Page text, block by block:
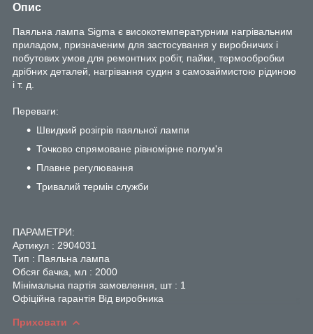
Опис
Паяльна лампа Sigma є високотемпературним нагрівальним
приладом, призначеним для застосування у виробничих і
побутових умов для ремонтних робіт, пайки, термообробки
дрібних деталей, нагрівання судин з самозаймистою рідиною
і т. д.
Переваги:
Швидкий розігрів паяльної лампи
Точково спрямоване рівномірне полум'я
Плавне регулювання
Тривалий термін служби
ПАРАМЕТРИ:
Артикул : 2904031
Тип : Паяльна лампа
Обсяг бачка, мл : 2000
Мінімальна партія замовлення, шт : 1
Офіційна гарантія Від виробника
Приховати